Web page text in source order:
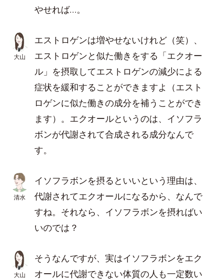
やせれば…。
大山
エストロゲンは増やせないけれど（笑）、
エストロゲンと似た働きをする「エクオー
ル」を摂取してエストロゲンの減少による
症状を緩和することができますよ（エスト
ロゲンに似た働きの成分を補うことができ
ます）。エクオールというのは、イソフラ
ボンが代謝されて合成される成分なんで
す。
清水
イソフラボンを摂るといいという理由は、
代謝されてエクオールになるから、なんで
すね。それなら、イソフラボンを摂ればい
いのでは？
大山
そうなんですが、実はイソフラボンをエク
オールに代謝できない体質の人も一定数い